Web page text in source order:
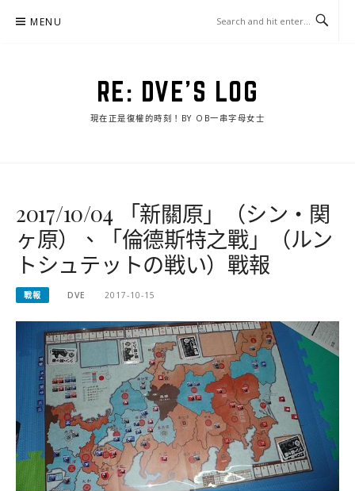
MENU
RE: DVE'S LOG
現在正是復權的時刻！BY OB一串字母女士
2017/10/04 「新關原」（シン・関
ヶ原）、「倫德斯特之戰」（ルン
トシュテットの戦い）戰報
戰報 DVE 2017-10-15